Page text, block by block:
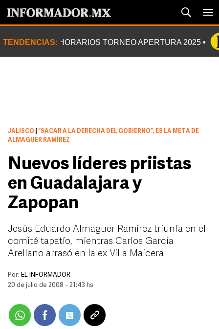
TENDENCIAS: HORARIOS TORNEO APERTURA 2025
JALISCO
“SACAR A LA DERECHA DEL GOBIERNO”, ES LA META DE
ALMAGUER RAMÍREZ
Nuevos líderes priistas
en Guadalajara y
Zapopan
Jesús Eduardo Almaguer Ramírez triunfa en el
comité tapatío, mientras Carlos García
Arellano arrasó en la ex Villa Maicera
Por: EL INFORMADOR
20 de julio de 2008 - 21:43 hs